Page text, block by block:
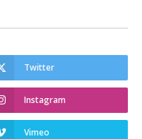
Twitter
Instagram
Vimeo